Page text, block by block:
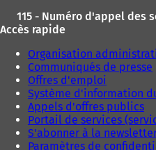
115 - Numéro d'appel des
Accès rapide
Organisation
Communiqués de presse
Offres d'emploi
Système d'information
Appels d'offres publics
Portail de services
S'abonner à la
Paramètres de